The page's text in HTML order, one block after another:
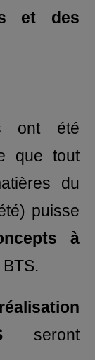
et des
ont été
que tout
du
puisse
à
seront